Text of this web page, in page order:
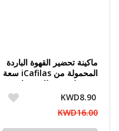
ماكينة تحضير القهوة الباردة
المحمولة من iCafilas سعة
300 مل مع قطارة زجاجية
وفلتر من الفولاذ المقاوم
KWD8.90
KWD16.00